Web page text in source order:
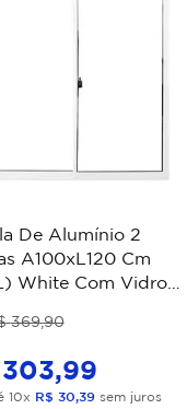
De Alumínio 2
A100xL120 Cm
White Com Vidro
369,90
303,99
10x R$ 30,39sem juros